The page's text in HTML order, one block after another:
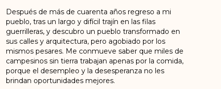
Después de más de cuarenta años regreso a mi
pueblo, tras un largo y difícil trajín en las filas
guerrilleras, y descubro un pueblo transformado en
sus calles y arquitectura, pero agobiado por los
mismos pesares. Me conmueve saber que miles de
campesinos sin tierra trabajan apenas por la comida,
porque el desempleo y la desesperanza no les
brindan oportunidades mejores.